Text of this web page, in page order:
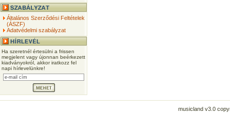
Általános Szerződési Feltételek
(ÁSZF)
Adatvédelmi szabályzat
Ha szeretnél értesülni a frissen
megjelent vagy újonnan beérkezett
kiadványokról, akkor iratkozz fel
napi hírlevelünkre!
musicland v3.0